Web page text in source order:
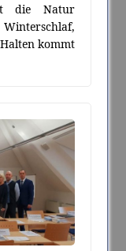
die Natur
kommt